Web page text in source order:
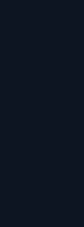
735-51-05 lub